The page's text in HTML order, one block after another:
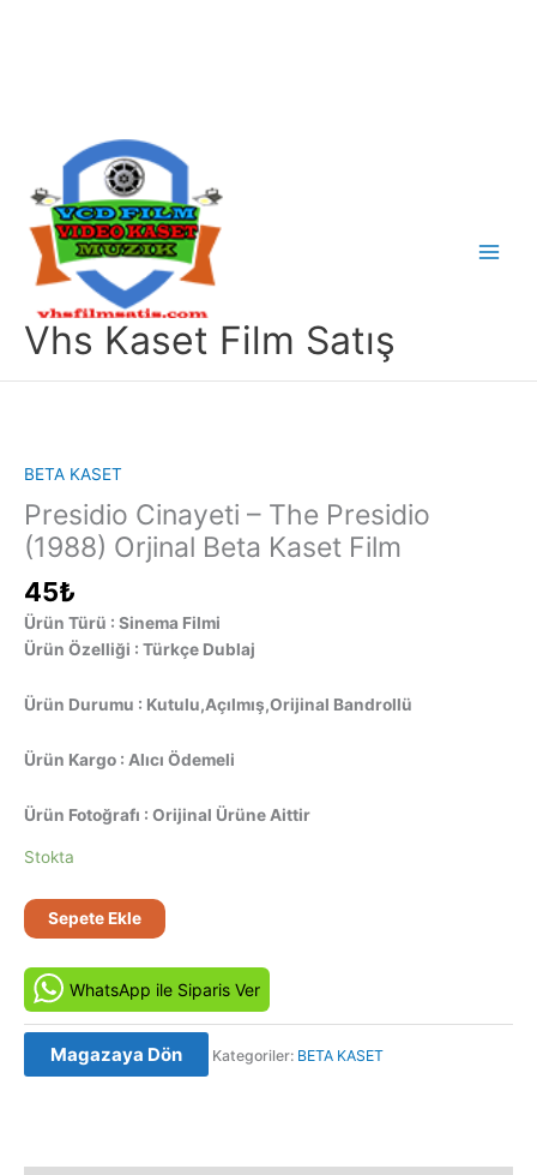
Vhs Kaset Film Satış
BETA KASET
Presidio Cinayeti – The Presidio
(1988) Orjinal Beta Kaset Film
45₺
Ürün Türü : Sinema Filmi
Ürün Özelliği : Türkçe Dublaj
Ürün Durumu : Kutulu,Açılmış,Orijinal Bandrollü
Ürün Kargo : Alıcı Ödemeli
Ürün Fotoğrafı : Orijinal Ürüne Aittir
Stokta
Presidio
Cinayeti
–
The
Presidio
(1988)
Orjinal
Sepete Ekle
WhatsApp ile Siparis Ver
Magazaya Dön Kategoriler: BETA KASET